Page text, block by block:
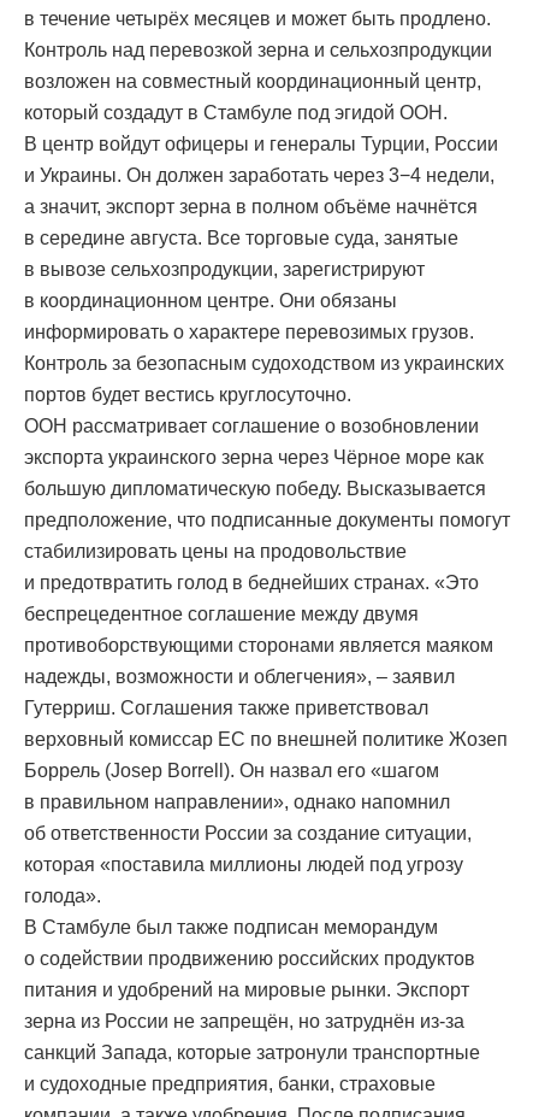
в течение четырёх месяцев и может быть продлено.
Контроль над перевозкой зерна и сельхозпродукции
возложен на совместный координационный центр,
который создадут в Стамбуле под эгидой ООН.
В центр войдут офицеры и генералы Турции, России
и Украины. Он должен заработать через 3−4 недели,
а значит, экспорт зерна в полном объёме начнётся
в середине августа. Все торговые суда, занятые
в вывозе сельхозпродукции, зарегистрируют
в координационном центре. Они обязаны
информировать о характере перевозимых грузов.
Контроль за безопасным судоходством из украинских
портов будет вестись круглосуточно.
ООН рассматривает соглашение о возобновлении
экспорта украинского зерна через Чёрное море как
большую дипломатическую победу. Высказывается
предположение, что подписанные документы помогут
стабилизировать цены на продовольствие
и предотвратить голод в беднейших странах. «Это
беспрецедентное соглашение между двумя
противоборствующими сторонами является маяком
надежды, возможности и облегчения», – заявил
Гутерриш. Соглашения также приветствовал
верховный комиссар ЕС по внешней политике Жозеп
Боррель (Josep Borrell). Он назвал его «шагом
в правильном направлении», однако напомнил
об ответственности России за создание ситуации,
которая «поставила миллионы людей под угрозу
голода».
В Стамбуле был также подписан меморандум
о содействии продвижению российских продуктов
питания и удобрений на мировые рынки. Экспорт
зерна из России не запрещён, но затруднён из-за
санкций Запада, которые затронули транспортные
и судоходные предприятия, банки, страховые